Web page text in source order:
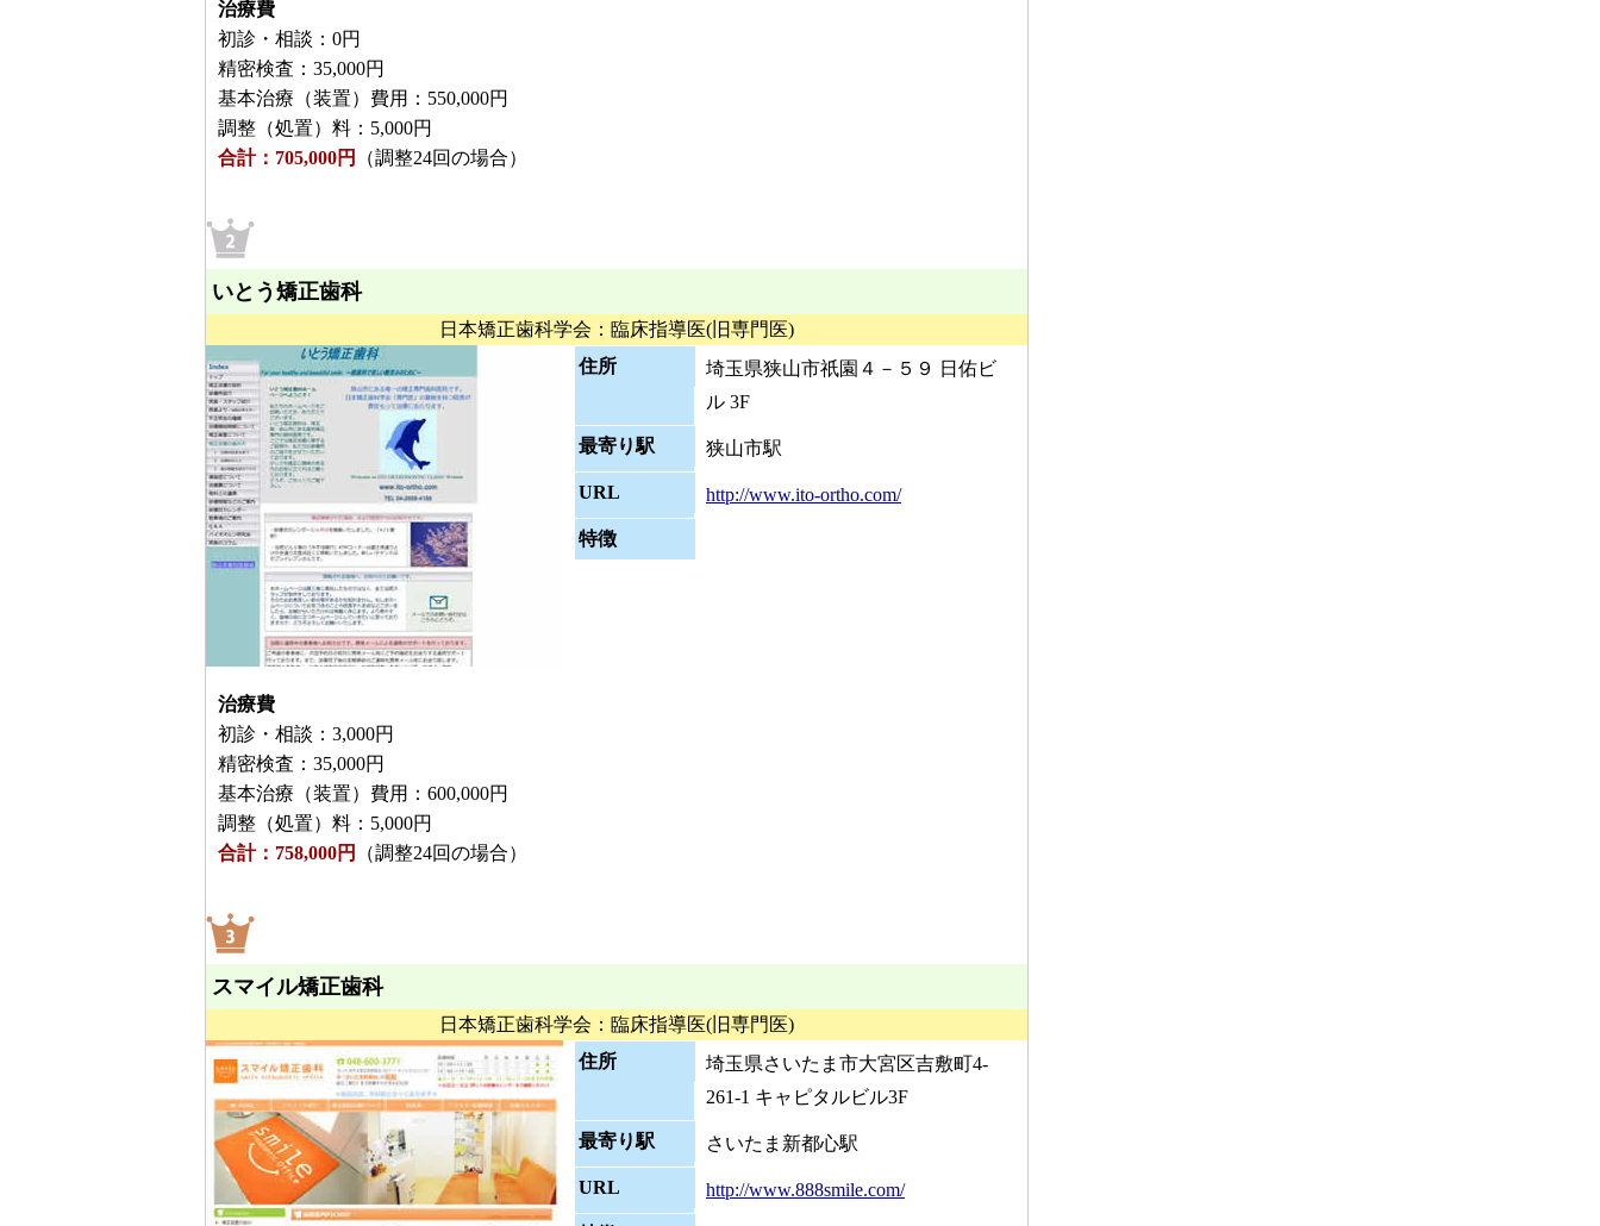
治療費
初診・相談：0円
精密検査：35,000円
基本治療（装置）費用：550,000円
調整（処置）料：5,000円
合計：705,000円
（調整24回の場合）
いとう矯正歯科
日本矯正歯科学会：臨床指導医(旧専門医)
治療費
初診・相談：3,000円
精密検査：35,000円
基本治療（装置）費用：600,000円
調整（処置）料：5,000円
合計：758,000円
（調整24回の場合）
住所
埼玉県狭山市祇園４－５９ 日佑ビ
ル 3F
最寄り駅 狭山市駅
URL http://www.ito-ortho.com/
特徴
スマイル矯正歯科
日本矯正歯科学会：臨床指導医(旧専門医)
住所
埼玉県さいたま市大宮区吉敷町4-
261-1 キャピタルビル3F
最寄り駅 さいたま新都心駅
URL http://www.888smile.com/